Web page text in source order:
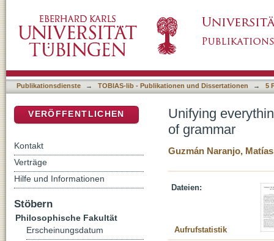
Publikationsdienste → TOBIAS-lib - Publikationen und Dissertationen → 5
Unifying
of grammar
Guzmán Naranjo, Matías
Dateien:
Aufrufstatistik
VERÖFFENTLICHEN
Kontakt
Verträge
Hilfe und Informationen
Stöbern
Philosophische Fakultät
Erscheinungsdatum